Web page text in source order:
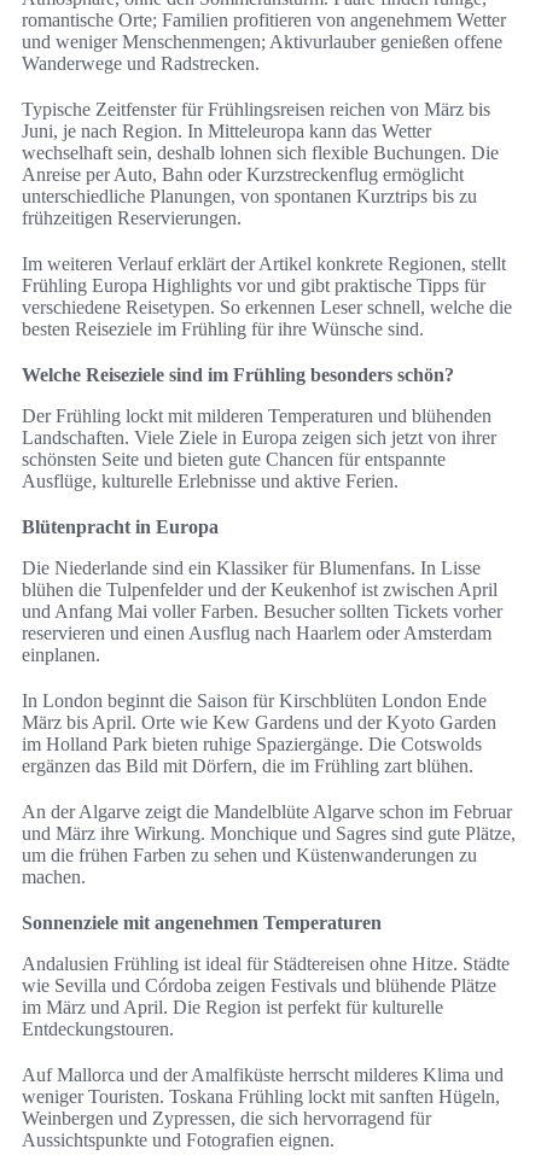
romantische Orte; Familien profitieren von angenehmem Wetter
und weniger Menschenmengen; Aktivurlauber genießen offene
Wanderwege und Radstrecken.
Typische Zeitfenster für Frühlingsreisen reichen von März bis
Juni, je nach Region. In Mitteleuropa kann das Wetter
wechselhaft sein, deshalb lohnen sich flexible Buchungen. Die
Anreise per Auto, Bahn oder Kurzstreckenflug ermöglicht
unterschiedliche Planungen, von spontanen Kurztrips bis zu
frühzeitigen Reservierungen.
Im weiteren Verlauf erklärt der Artikel konkrete Regionen, stellt
Frühling Europa Highlights vor und gibt praktische Tipps für
verschiedene Reisetypen. So erkennen Leser schnell, welche die
besten Reiseziele im Frühling für ihre Wünsche sind.
Welche Reiseziele sind im Frühling besonders schön?
Der Frühling lockt mit milderen Temperaturen und blühenden
Landschaften. Viele Ziele in Europa zeigen sich jetzt von ihrer
schönsten Seite und bieten gute Chancen für entspannte
Ausflüge, kulturelle Erlebnisse und aktive Ferien.
Blütenpracht in Europa
Die Niederlande sind ein Klassiker für Blumenfans. In Lisse
blühen die Tulpenfelder und der Keukenhof ist zwischen April
und Anfang Mai voller Farben. Besucher sollten Tickets vorher
reservieren und einen Ausflug nach Haarlem oder Amsterdam
einplanen.
In London beginnt die Saison für Kirschblüten London Ende
März bis April. Orte wie Kew Gardens und der Kyoto Garden
im Holland Park bieten ruhige Spaziergänge. Die Cotswolds
ergänzen das Bild mit Dörfern, die im Frühling zart blühen.
An der Algarve zeigt die Mandelblüte Algarve schon im Februar
und März ihre Wirkung. Monchique und Sagres sind gute Plätze,
um die frühen Farben zu sehen und Küstenwanderungen zu
machen.
Sonnenziele mit angenehmen Temperaturen
Andalusien Frühling ist ideal für Städtereisen ohne Hitze. Städte
wie Sevilla und Córdoba zeigen Festivals und blühende Plätze
im März und April. Die Region ist perfekt für kulturelle
Entdeckungstouren.
Auf Mallorca und der Amalfiküste herrscht milderes Klima und
weniger Touristen. Toskana Frühling lockt mit sanften Hügeln,
Weinbergen und Zypressen, die sich hervorragend für
Aussichtspunkte und Fotografien eignen.